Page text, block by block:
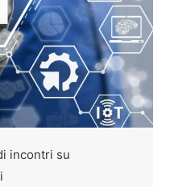
incontri su